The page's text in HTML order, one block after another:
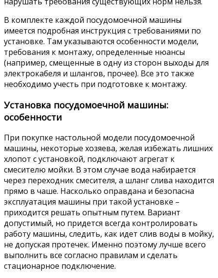
В комплекте каждой посудомоечной машины
имеется подробная инструкция с требованиями по
установке. Там указываются особенности модели,
требования к монтажу, определенные нюансы
(например, смещенные в одну из сторон выходы для
электрокабеля и шлангов, прочее). Все это также
необходимо учесть при подготовке к монтажу.
Установка посудомоечной машины:
особенности
При покупке настольной модели посудомоечной
машины, некоторые хозяева, желая избежать лишних
хлопот с установкой, подключают агрегат к
смесителю мойки. В этом случае вода набирается
через переходник смесителя, а шланг слива находится
прямо в чаше. Насколько оправдана и безопасна
эксплуатация машины при такой установке –
приходится решать опытным путем. Вариант
допустимый, но придется всегда контролировать
работу машины, следить, как идет слив воды в мойку,
не допуская протечек. Именно поэтому лучше всего
выполнить все согласно правилам и сделать
стационарное подключение.